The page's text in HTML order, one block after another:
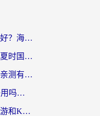
雷神手游和天速回国哪个好？海外党选回国加速器的实用指南（附避坑建议）
海外党必看：雷神手游和夏时国际好用吗？3步选对回国加速器，无缝刷国内剧玩游戏
怎样翻墙回国内？海外党亲测有效的回国加速器选择指南
海外党必看：迅游VPN好用吗？和番茄VPN对比哪个回国效果更好？附QuickbackUfunR、雷神手游夏时国际实测
海外党踩坑指南：雷神手游和KanCN好用吗？附快帆TV版EasybackExpressVPN真实测评